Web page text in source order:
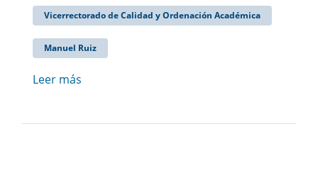
Vicerrectorado de Calidad y Ordenación Académica
Manuel Ruiz
Leer más